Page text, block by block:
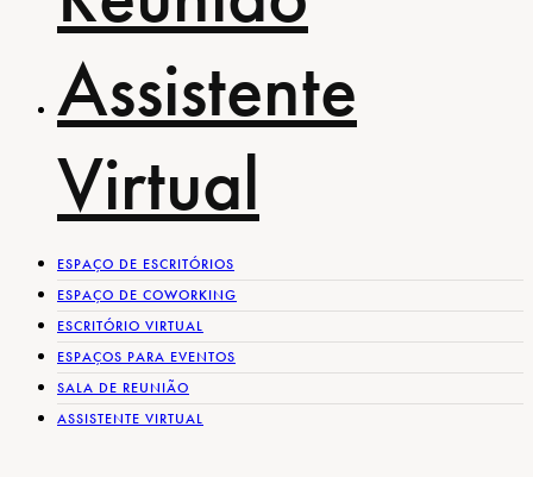
Assistente
Virtual
ESPAÇO DE ESCRITÓRIOS
ESPAÇO DE COWORKING
ESCRITÓRIO VIRTUAL
ESPAÇOS PARA EVENTOS
SALA DE REUNIÃO
ASSISTENTE VIRTUAL